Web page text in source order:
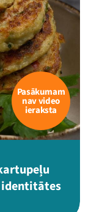
Pasākumam
nav video
ieraksta